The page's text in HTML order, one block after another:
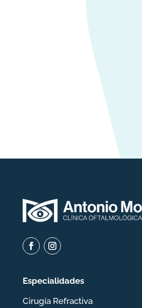
Especialidades
Cirugía Refractiva